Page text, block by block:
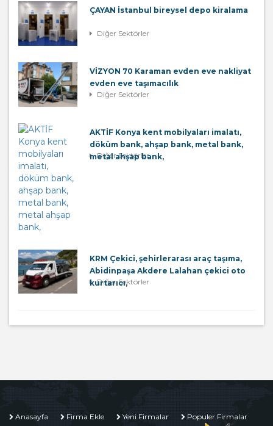
ÇAYAN İstanbul bireysel depo kiralama
Diğer Sektörler
VİZYON 70 Karaman evden eve nakliyat
evden eve taşımacılık
Diğer Sektörler
AKTİF Konya kent mobilyaları imalatı,
döküm bank, ahşap bank, metal bank,
metal ahşap bank,
Diğer Sektörler
KRM Çekici, şehirlerarası araç taşıma,
Abidinpaşa Akdere Lalahan çekici oto
kurtarıcı,
Diğer Sektörler
Anasayfa Firma Ekle Yeni Firmalar Populer Firmalar